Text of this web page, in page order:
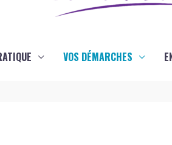
VOS DÉMARCHES